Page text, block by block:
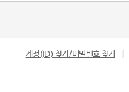
계정(ID) 찾기/비밀번호 찾기